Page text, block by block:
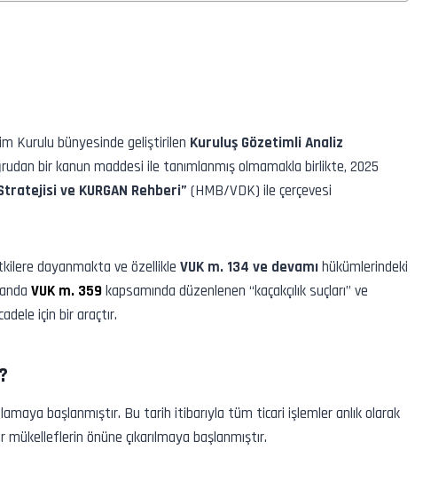
Kurulu bünyesinde geliştirilen Kuruluş Gözetimli Analiz
bir kanun maddesi ile tanımlanmış olmamakla birlikte, 2025
ve KURGAN Rehberi” (HMB/VDK) ile çerçevesi
dayanmakta ve özellikle VUK m. 134 ve devamıhükümlerindeki
VUK m. 359kapsamında düzenlenen “kaçakçılık suçları” ve
için bir araçtır.
başlanmıştır. Bu tarih itibarıyla tüm ticari işlemler anlık olarak
önüne çıkarılmaya başlanmıştır.